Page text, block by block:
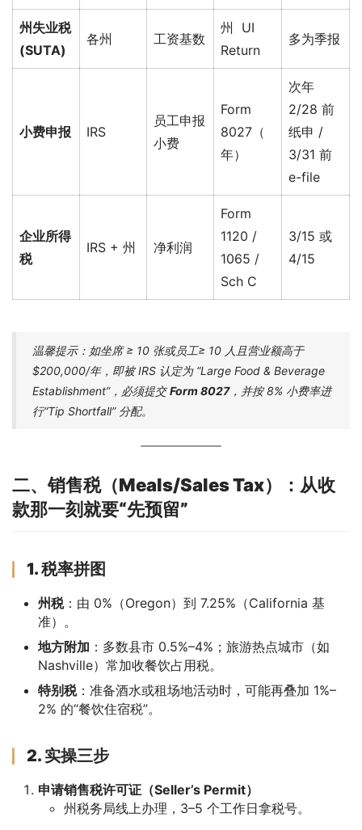
州失业税
(SUTA)
各州 工资基数
州 UI
Return
多为季报
小费申报 IRS
员工申报
小费
Form
8027（
年）
次年
2/28 前
纸申 /
3/31 前
e-file
企业所得
税
IRS + 州 净利润
Form
1120 /
1065 /
Sch C
3/15 或
4/15
温馨提示：如坐席 ≥ 10 张或员工≥ 10 人且营业额高于
$200,000/年，即被 IRS 认定为 “Large Food & Beverage
Establishment”，必须提交Form 8027，并按 8% 小费率进
行“Tip Shortfall” 分配。
二、销售税（Meals/Sales Tax）：从收
款那一刻就要“先预留”
1. 税率拼图
州税：由 0%（Oregon）到 7.25%（California 基
准）。
地方附加 ：多数县市 0.5%–4%；旅游热点城市（如
Nashville）常加收餐饮占用税。
特别税：准备酒水或租场地活动时，可能再叠加 1%–
2% 的“餐饮住宿税”。
2. 实操三步
申请销售税许可证（Seller’s Permit）
州税务局线上办理，3–5 个工作日拿税号。